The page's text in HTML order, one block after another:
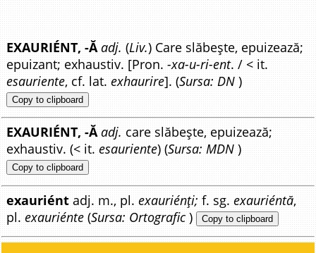
EXAURIÉNT, -Ă adj. (Liv.) Care slăbește, epuizează;
epuizant; exhaustiv. [Pron.-xa-u-ri-ent. / < it.
esauriente, cf. lat.exhaurire]. (Sursa: DN )
Copy to clipboard
EXAURIÉNT, -Ă adj. care slăbește, epuizează;
exhaustiv. (< it.esauriente) (Sursa: MDN )
Copy to clipboard
exauriént adj. m., pl.exauriénți; f. sg.exauriéntă,
pl.exauriénte (Sursa: Ortografic ) Copy to clipboard